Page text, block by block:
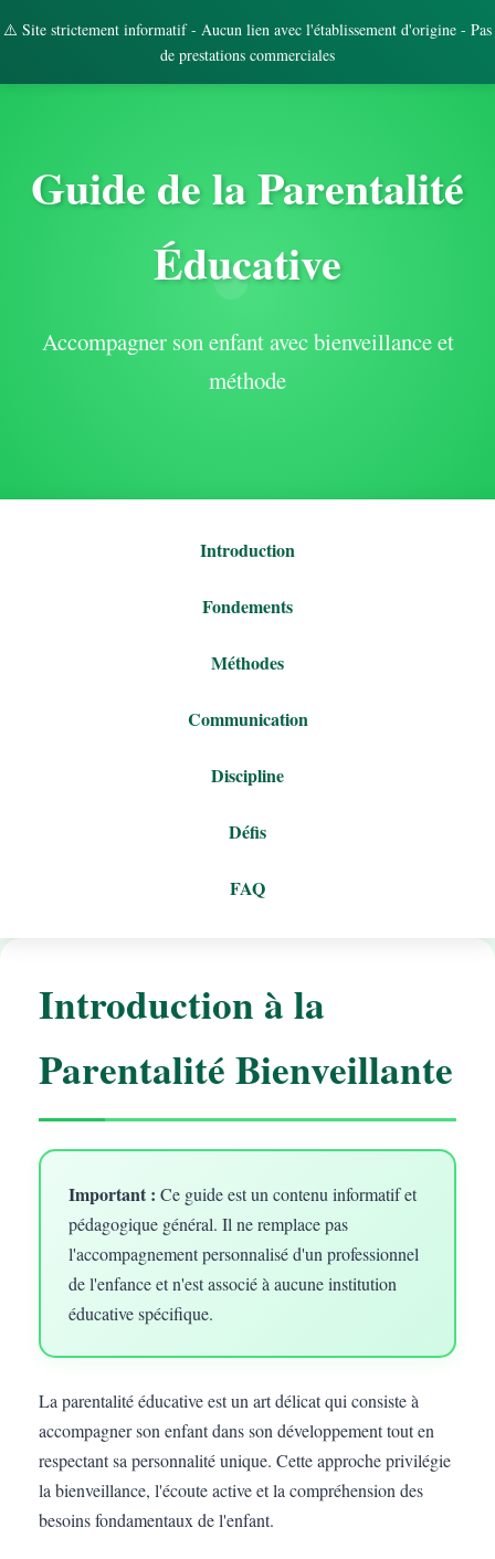
⚠️ Site strictement informatif - Aucun lien avec l'établissement d'origine - Pas
de prestations commerciales
Guide de la Parentalité
Éducative
Accompagner son enfant avec bienveillance et
méthode
Introduction
Fondements
Méthodes
Communication
Discipline
Défis
FAQ
Introduction à la
Parentalité Bienveillante
Important : Ce guide est un contenu informatif et
pédagogique général. Il ne remplace pas
l'accompagnement personnalisé d'un professionnel
de l'enfance et n'est associé à aucune institution
éducative spécifique.
La parentalité éducative est un art délicat qui consiste à
accompagner son enfant dans son développement tout en
respectant sa personnalité unique. Cette approche privilégie
la bienveillance, l'écoute active et la compréhension des
besoins fondamentaux de l'enfant.